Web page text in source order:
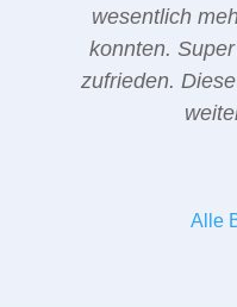
wesentlich
konnten.
zufrieden.
Alle